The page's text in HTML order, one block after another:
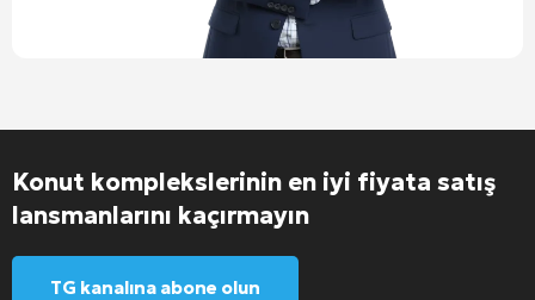
Konut komplekslerinin en iyi fiyata satış
lansmanlarını kaçırmayın
TG kanalına abone olun